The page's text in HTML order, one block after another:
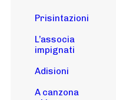
Prisintazioni
L’associa
impignati
Adisioni
A canzona